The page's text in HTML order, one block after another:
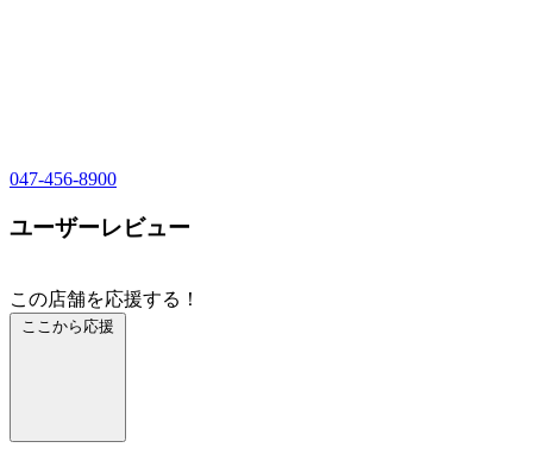
047-456-8900
ユーザーレビュー
この店舗を応援する！
ここから応援